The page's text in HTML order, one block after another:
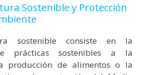
Sostenible y Protección
sostenible consiste en la
prácticas sostenibles a la
producción de alimentos o la